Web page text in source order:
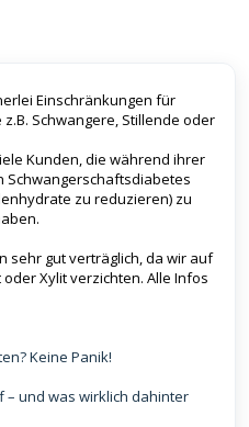
Einschränkungen für
Schwangere, Stillende oder
Kunden, die während ihrer
Schwangerschaftsdiabetes
zu reduzieren) zu
sehr gut verträglich, da wir auf
Xylit verzichten. Alle Infos
Keine Panik!
– und was wirklich dahinter